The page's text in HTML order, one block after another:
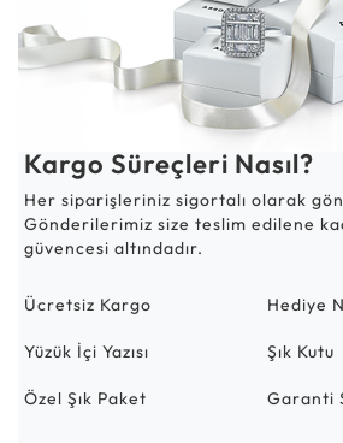
Kargo Süreçleri Nasıl?
Her siparişleriniz sigortalı olarak
Gönderilerimiz size teslim edilene
güvencesi altındadır.
Ücretsiz Kargo Hediye
Yüzük İçi Yazısı Şık Kutu
Özel Şık Paket Garanti